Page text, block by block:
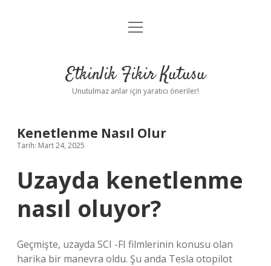
Anasayfa
Yasal Uyarı
menüyü
Etkinlik Fikir Kutusu
Unutulmaz anlar için yaratıcı öneriler!
Kenetlenme Nasıl Olur
Tarih: Mart 24, 2025
Uzayda kenetlenme
nasıl oluyor?
Geçmişte, uzayda SCI -FI filmlerinin konusu olan
harika bir manevra oldu. Şu anda Tesla otopilot